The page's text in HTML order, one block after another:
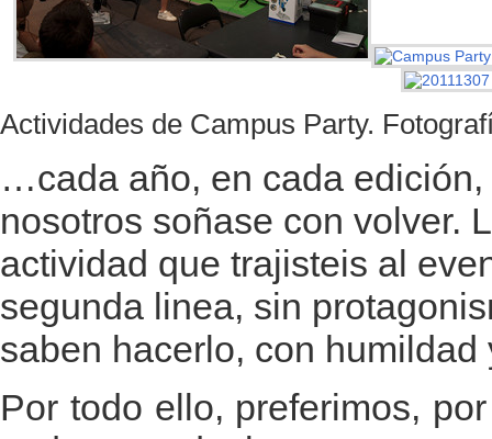
Actividades de Campus Party.
…cada año, en cada
nosotros soñase con volver.
actividad que trajisteis al
segunda linea, sin
saben hacerlo, con humildad
Por todo ello, preferimos,